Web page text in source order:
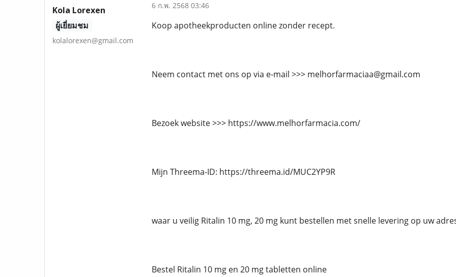
Kola Lorexen
ผู้เยี่ยมชม
kolalorexen@gmail.com
6 ก.พ. 2568 03:46
Koop apotheekproducten online zonder recept.
Neem contact met ons op via e-mail >>> melhorfarmaciaa@gmail.com
Bezoek website >>> https://www.melhorfarmacia.com/
Mijn Threema-ID: https://threema.id/MUC2YP9R
waar u veilig Ritalin 10 mg, 20 mg kunt bestellen met snelle levering op uw
Bestel Ritalin 10 mg en 20 mg tabletten online